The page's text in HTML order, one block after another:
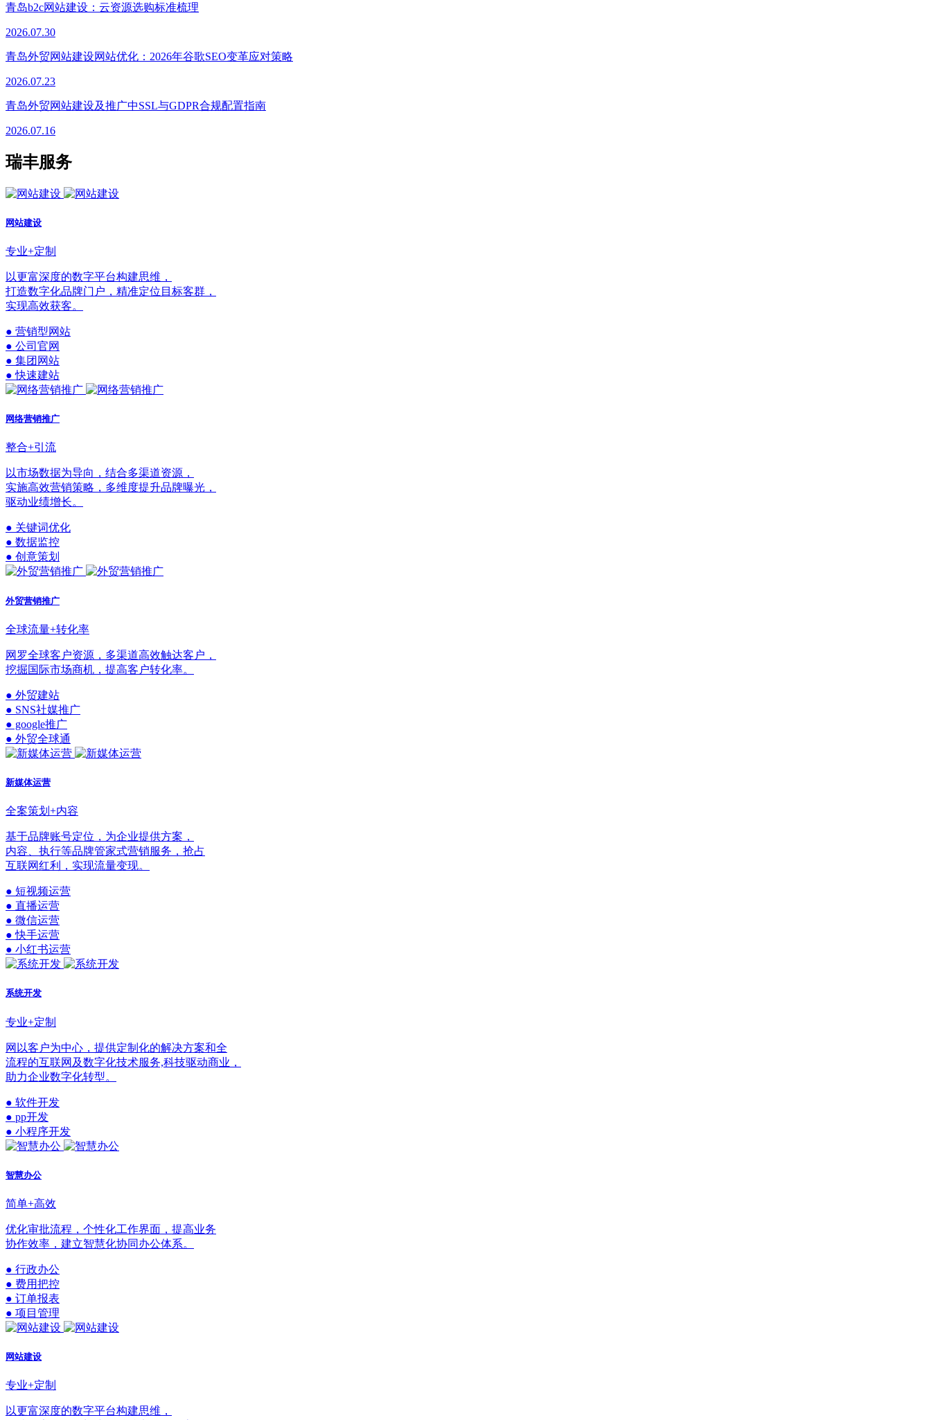
青岛b2c网站建设：云资源选购标准梳理
2026.07.30
青岛外贸网站建设网站优化：2026年谷歌SEO变革应对策略
2026.07.23
青岛外贸网站建设及推广中SSL与GDPR合规配置指南
2026.07.16
瑞丰服务
网站建设
专业+定制
以更富深度的数字平台构建思维，
打造数字化品牌门户，精准定位目标客群，
实现高效获客。
● 营销型网站
● 公司官网
● 集团网站
● 快速建站
网络营销推广
整合+引流
以市场数据为导向，结合多渠道资源，
实施高效营销策略，多维度提升品牌曝光，
驱动业绩增长。
● 关键词优化
● 数据监控
● 创意策划
外贸营销推广
全球流量+转化率
网罗全球客户资源，多渠道高效触达客户，
挖掘国际市场商机，提高客户转化率。
● 外贸建站
● SNS社媒推广
● google推广
● 外贸全球通
新媒体运营
全案策划+内容
基于品牌账号定位，为企业提供方案，
内容、执行等品牌管家式营销服务，抢占
互联网红利，实现流量变现。
● 短视频运营
● 直播运营
● 微信运营
● 快手运营
● 小红书运营
系统开发
专业+定制
网以客户为中心，提供定制化的解决方案和全
流程的互联网及数字化技术服务,科技驱动商业，
助力企业数字化转型。
● 软件开发
● pp开发
● 小程序开发
智慧办公
简单+高效
优化审批流程，个性化工作界面，提高业务
协作效率，建立智慧化协同办公体系。
● 行政办公
● 费用把控
● 订单报表
● 项目管理
网站建设
专业+定制
以更富深度的数字平台构建思维，